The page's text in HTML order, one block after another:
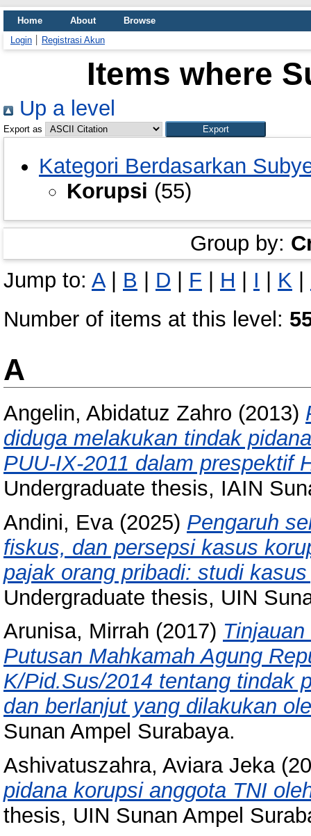
Home About
Browse
Login
Registrasi Akun
Items where
Up a level
Export as
Kategori Berdasarkan
Korupsi (55)
Group by:
Jump to: A| B | D | F | H | I | K |
Number of items at this level:
A
Angelin, Abidatuz Zahro (2013)
diduga melakukan tindak
PUU-IX-2011 dalam prespektif
Undergraduate thesis, IAIN
Andini, Eva(2025) Pengaruh
fiskus, dan persepsi kasus
pajak orang pribadi: studi
Undergraduate thesis, UIN
Arunisa, Mirrah (2017)
Putusan Mahkamah Agung
K/Pid.Sus/2014 tentang tindak
dan berlanjut yang dilakukan
Sunan Ampel Surabaya.
Ashivatuszahra, Aviara Jeka
pidana korupsi anggota TNI
thesis, UIN Sunan Ampel